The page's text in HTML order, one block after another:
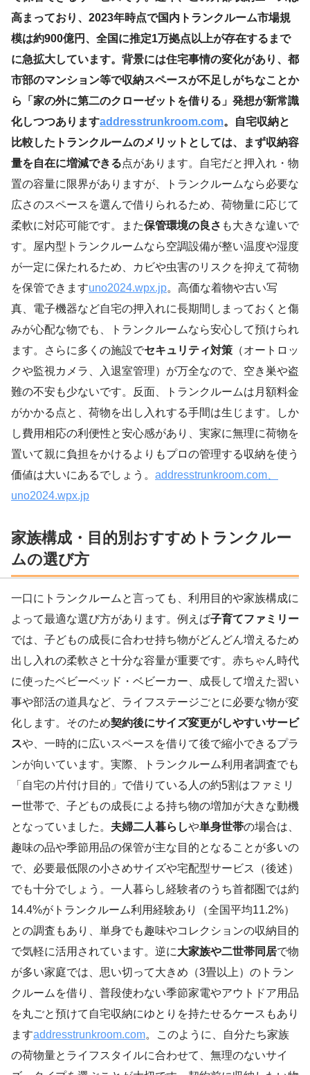
高まっており、2023年時点で国内トランクルーム市場規
模は約900億円、全国に推定1万拠点以上が存在するまで
に急拡大しています。背景には住宅事情の変化があり、都
市部のマンション等で収納スペースが不足しがちなことか
ら「家の外に第二のクローゼットを借りる」発想が新常識
化しつつありますaddresstrunkroom.com。自宅収納と
比較したトランクルームのメリットとしては、まず収納容
量を自在に増減できる点があります。自宅だと押入れ・物
置の容量に限界がありますが、トランクルームなら必要な
広さのスペースを選んで借りられるため、荷物量に応じて
柔軟に対応可能です。また保管環境の良さ も大きな違いで
す。屋内型トランクルームなら空調設備が整い温度や湿度
が一定に保たれるため、カビや虫害のリスクを抑えて荷物
を保管できますuno2024.wpx.jp。高価な着物や古い写
真、電子機器など自宅の押入れに長期間しまっておくと傷
みが心配な物でも、トランクルームなら安心して預けられ
ます。さらに多くの施設でセキュリティ対策 （オートロッ
クや監視カメラ、入退室管理）が万全なので、空き巣や盗
難の不安も少ないです。反面、トランクルームは月額料金
がかかる点と、荷物を出し入れする手間は生じます。しか
し費用相応の利便性と安心感があり、実家に無理に荷物を
置いて親に負担をかけるよりもプロの管理する収納を使う
価値は大いにあるでしょう。 addresstrunkroom.com
uno2024.wpx.jp
家族構成・目的別おすすめトランクルー
ムの選び方
一口にトランクルームと言っても、利用目的や家族構成に
よって最適な選び方があります。例えば子育てファミリー
では、子どもの成長に合わせ持ち物がどんどん増えるため
出し入れの柔軟さと十分な容量が重要です。赤ちゃん時代
に使ったベビーベッド・ベビーカー、成長して増えた習い
事や部活の道具など、ライフステージごとに必要な物が変
化します。そのため契約後にサイズ変更がしやすいサービ
スや、一時的に広いスペースを借りて後で縮小できるプラ
ンが向いています。実際、トランクルーム利用者調査でも
「自宅の片付け目的」で借りている人の約5割はファミリ
ー世帯で、子どもの成長による持ち物の増加が大きな動機
となっていました。 夫婦二人暮らしや単身世帯の場合は、
趣味の品や季節用品の保管が主な目的となることが多いの
で、必要最低限の小さめサイズや宅配型サービス（後述）
でも十分でしょう。一人暮らし経験者のうち首都圏では約
14.4%がトランクルーム利用経験あり（全国平均11.2%）
との調査もあり、単身でも趣味やコレクションの収納目的
で気軽に活用されています。逆に大家族や二世帯同居で物
が多い家庭では、思い切って大きめ（3畳以上）のトラン
クルームを借り、普段使わない季節家電やアウトドア用品
を丸ごと預けて自宅収納にゆとりを持たせるケースもあり
ますaddresstrunkroom.com。このように、自分たち家族
の荷物量とライフスタイルに合わせて、無理のないサイ